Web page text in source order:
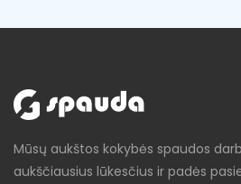
Mūsų aukštos kokybės spaudos
aukščiausius lūkesčius ir padės